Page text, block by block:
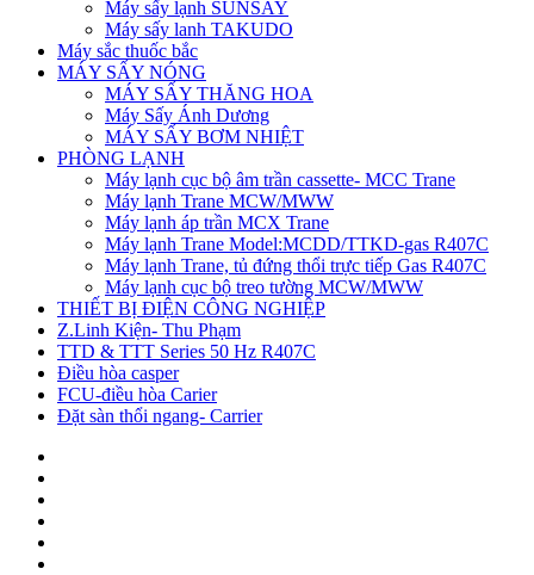
Máy sấy lạnh SUNSAY
Máy sấy lanh TAKUDO
Máy sắc thuốc bắc
MÁY SẤY NÓNG
MÁY SẤY THĂNG HOA
Máy Sấy Ánh Dương
MÁY SẤY BƠM NHIỆT
PHÒNG LẠNH
Máy lạnh cục bộ âm trần cassette- MCC Trane
Máy lạnh Trane MCW/MWW
Máy lạnh áp trần MCX Trane
Máy lạnh Trane Model:MCDD/TTKD-gas R407C
Máy lạnh Trane, tủ đứng thổi trực tiếp Gas R407C
Máy lạnh cục bộ treo tường MCW/MWW
THIẾT BỊ ĐIỆN CÔNG NGHIỆP
Z.Linh Kiện- Thu Phạm
TTD & TTT Series 50 Hz R407C
Điều hòa casper
FCU-điều hòa Carier
Đặt sàn thổi ngang- Carrier